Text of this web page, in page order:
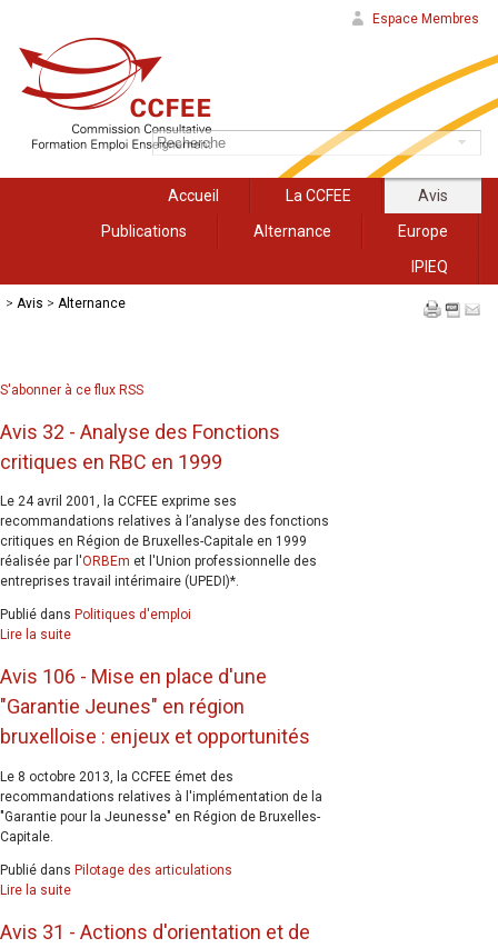
Espace Membres
Accueil La CCFEE
Avis
Publications
Alternance
Europe
IPIEQ
> Avis > Alternance
S'abonner à ce flux RSS
Avis 32 - Analyse des Fonctions
critiques en RBC en 1999
Le 24 avril 2001, la CCFEE exprime ses
recommandations relatives à l’analyse des fonctions
critiques en Région de Bruxelles-Capitale en 1999
réalisée par l'ORBEm et l'Union professionnelle des
entreprises travail intérimaire (UPEDI)*.
Publié dans Politiques d'emploi
Lire la suite
Avis 106 - Mise en place d'une
"Garantie Jeunes" en région
bruxelloise : enjeux et opportunités
Le 8 octobre 2013, la CCFEE émet des
recommandations relatives à l'implémentation de la
"Garantie pour la Jeunesse" en Région de Bruxelles-
Capitale.
Publié dans Pilotage des articulations
Lire la suite
Avis 31 - Actions d'orientation et de